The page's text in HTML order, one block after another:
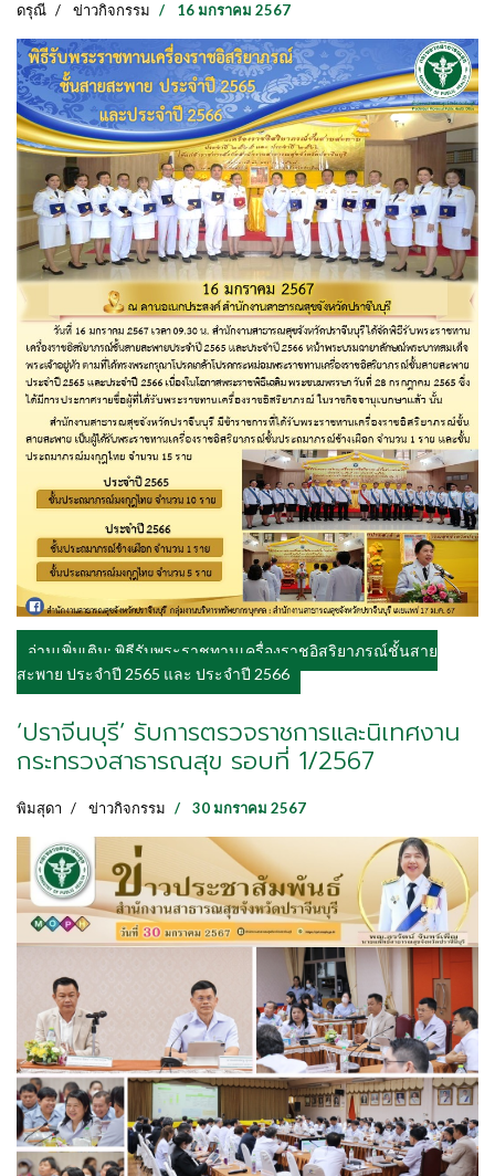
ดรุณี ข่าวกิจกรรม 16 มกราคม 2567
อ่านเพิ่มเติม: พิธีรับพระราชทานเครื่องราชอิสริยาภรณ์ชั้นสาย
สะพาย ประจำปี 2565 และ ประจำปี 2566
‘ปราจีนบุรี’ รับการตรวจราชการและนิเทศงาน
กระทรวงสาธารณสุข รอบที่ 1/2567
พิมสุดา ข่าวกิจกรรม 30 มกราคม 2567